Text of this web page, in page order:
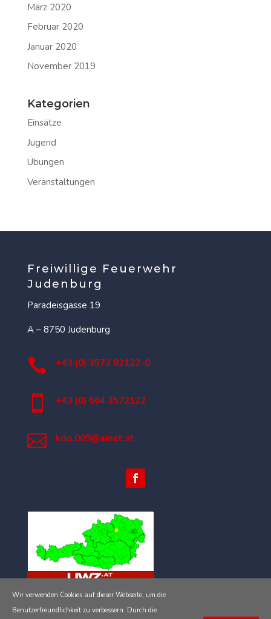
März 2020
Februar 2020
Januar 2020
November 2019
Kategorien
Einsätze
Jugend
Übungen
Veranstaltungen
Freiwillige Feuerwehr
Judenburg
Paradeisgasse 19
A – 8750 Judenburg
 +43 (0) 3572 82122-0
 +43 (0) 664 3572122
 kdo.009@ainet.at
Impressum
Wir verwenden Cookies auf dieser Webseite, um die
Benutzerfreundlichkeit zu verbessern. Durch die